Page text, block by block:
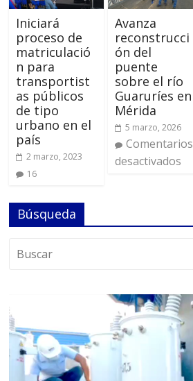
Iniciará
proceso de
matriculació
n para
transportist
as públicos
de tipo
urbano en el
país
2 marzo, 2023
16
Avanza
reconstrucci
ón del
puente
sobre el río
Guaruríes en
Mérida
5 marzo, 2026
Comentarios
desactivados
Búsqueda